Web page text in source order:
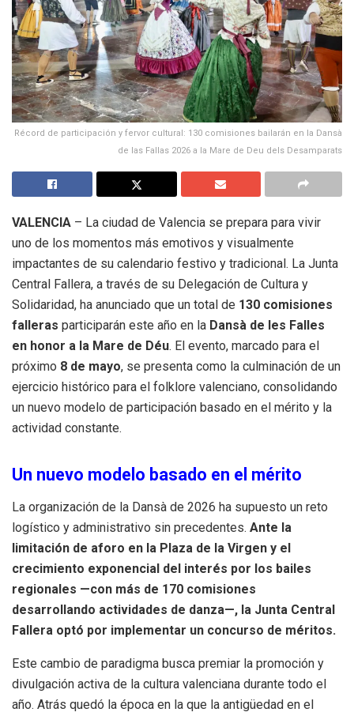
Récord de participación y fervor cultural: 130 comisiones bailarán en la Dansà
de las Fallas 2026 a la Mare de Deu dels Desamparats
VALENCIA – La ciudad de Valencia se prepara para vivir
uno de los momentos más emotivos y visualmente
impactantes de su calendario festivo y tradicional . La Junta
Central Fallera, a través de su Delegación de Cultura y
Solidaridad, ha anunciado que un total de 130 comisiones
falleras participarán este año en la Dansà de les Falles
en honor a la Mare de Déu. El evento, marcado para el
próximo 8 de mayo, se presenta como la culminación de un
ejercicio histórico para el folklore valenciano, consolidando
un nuevo modelo de participación basado en el mérito y la
actividad constante.
Un nuevo modelo basado en el mérito
La organización de la Dansà de 2026 ha supuesto un reto
logístico y administrativo sin precedentes. Ante la
limitación de aforo en la Plaza de la Virgen y el
crecimiento exponencial del interés por los bailes
regionales —con más de 170 comisiones
desarrollando actividades de danza—, la Junta Central
Fallera optó por implementar un concurso de méritos.
Este cambio de paradigma busca premiar la promoción y
divulgación activa de la cultura valenciana durante todo el
año. Atrás quedó la época en la que la antigüedad en el